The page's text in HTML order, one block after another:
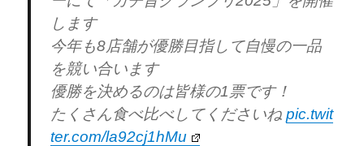
します
今年も8店舗が優勝目指して自慢の一品
を競い合います
優勝を決めるのは皆様の1票です！
たくさん食べ比べしてくださいねpic.twit
ter.com/la92cj1hMu